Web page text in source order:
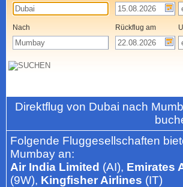
Nach Rückflug am
Direktflug von Dubai nach
Folgende Fluggesellschaften
Mumbay an:
Air India Limited (AI), Emirates
(9W), Kingfisher Airlines (IT)